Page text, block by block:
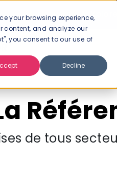
your browsing experience,
content, and analyze our
you consent to our use of
Decline
Nouveau : AI
de tous